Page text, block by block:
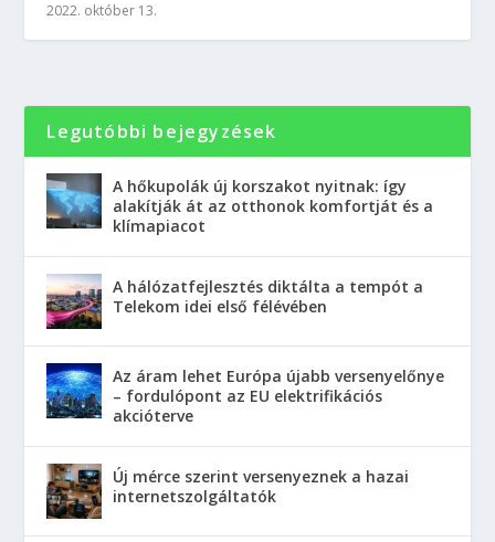
2022. október 13.
Legutóbbi bejegyzések
A hőkupolák új korszakot nyitnak: így
alakítják át az otthonok komfortját és a
klímapiacot
A hálózatfejlesztés diktálta a tempót a
Telekom idei első félévében
Az áram lehet Európa újabb versenyelőnye
– fordulópont az EU elektrifikációs
akcióterve
Új mérce szerint versenyeznek a hazai
internetszolgáltatók